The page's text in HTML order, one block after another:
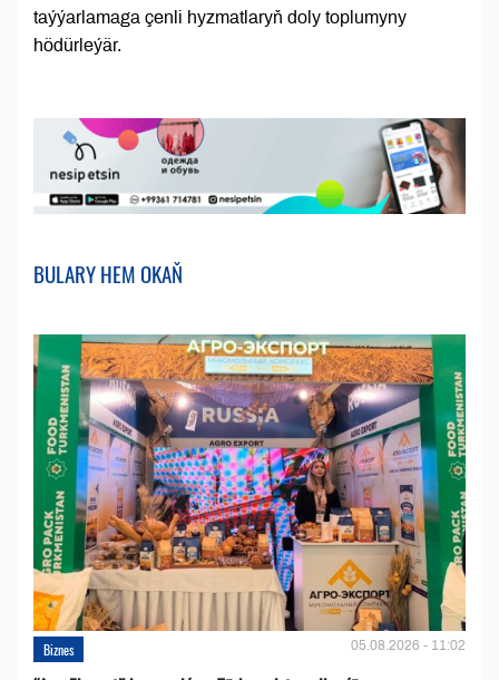
taýýarlamaga çenli hyzmatlaryň doly toplumyny
hödürleýär.
BULARY HEM OKAŇ
Biznes 05.08.2026 - 11:02